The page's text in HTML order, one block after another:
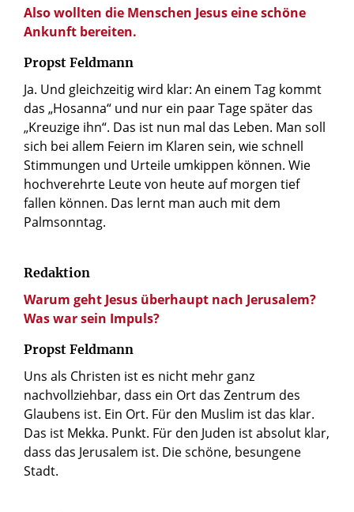
Also wollten die Menschen Jesus eine schöne
Ankunft bereiten.
Propst Feldmann
Ja. Und gleichzeitig wird klar: An einem Tag kommt
das „Hosanna“ und nur ein paar Tage später das
„Kreuzige ihn“. Das ist nun mal das Leben. Man soll
sich bei allem Feiern im Klaren sein, wie schnell
Stimmungen und Urteile umkippen können. Wie
hochverehrte Leute von heute auf morgen tief
fallen können. Das lernt man auch mit dem
Palmsonntag.
Redaktion
Warum geht Jesus überhaupt nach Jerusalem?
Was war sein Impuls?
Propst Feldmann
Uns als Christen ist es nicht mehr ganz
nachvollziehbar, dass ein Ort das Zentrum des
Glaubens ist. Ein Ort. Für den Muslim ist das klar.
Das ist Mekka. Punkt. Für den Juden ist absolut klar,
dass das Jerusalem ist. Die schöne, besungene
Stadt.